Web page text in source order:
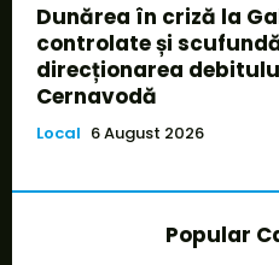
Dunărea în criză la
controlate și
direcționarea
Cernavodă
Local 6 August 2026
Popular